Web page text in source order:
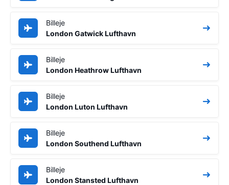
Billeje
London Gatwick Lufthavn
Billeje
London Heathrow Lufthavn
Billeje
London Luton Lufthavn
Billeje
London Southend Lufthavn
Billeje
London Stansted Lufthavn